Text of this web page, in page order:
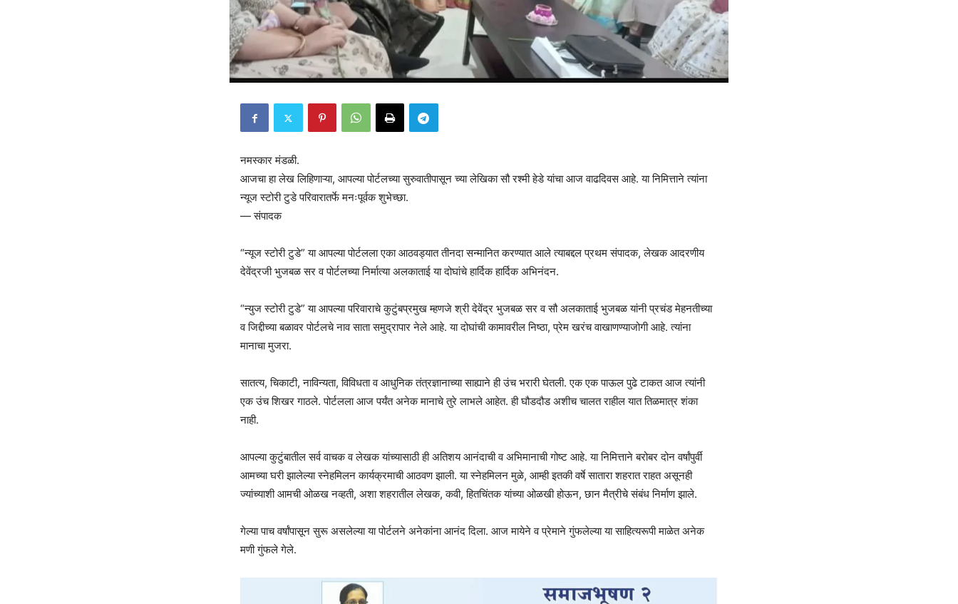
नमस्कार मंडळी.
आजचा हा लेख लिहिणाऱ्या, आपल्या पोर्टलच्या सुरुवातीपासून च्या लेखिका सौ रश्मी हेडे यांचा आज वाढदिवस आहे. या निमित्ताने त्यांना
न्यूज स्टोरी टुडे परिवारातर्फे मनःपूर्वक शुभेच्छा.
— संपादक
“न्यूज स्टोरी टुडे” या आपल्या पोर्टलला एका आठवड्यात तीनदा सन्मानित करण्यात आले त्याबद्दल प्रथम संपादक, लेखक आदरणीय
देवेंद्रजी भुजबळ सर व पोर्टलच्या निर्मात्या अलकाताई या दोघांचे हार्दिक हार्दिक अभिनंदन.
“न्युज स्टोरी टुडे” या आपल्या परिवाराचे कुटुंबप्रमुख म्हणजे श्री देवेंद्र भुजबळ सर व सौ अलकाताई भुजबळ यांनी प्रचंड मेहनतीच्या
व जिद्दीच्या बळावर पोर्टलचे नाव साता समुद्रापार नेले आहे. या दोघांची कामावरील निष्ठा, प्रेम खरंच वाखाणण्याजोगी आहे. त्यांना
मानाचा मुजरा.
सातत्य, चिकाटी, नाविन्यता, विविधता व आधुनिक तंत्रज्ञानाच्या साह्याने ही उंच भरारी घेतली. एक एक पाऊल पुढे टाकत आज त्यांनी
एक उंच शिखर गाठले. पोर्टलला आज पर्यंत अनेक मानाचे तुरे लाभले आहेत. ही घौडदौड अशीच चालत राहील यात तिळमात्र शंका
नाही.
आपल्या कुटुंबातील सर्व वाचक व लेखक यांच्यासाठी ही अतिशय आनंदाची व अभिमानाची गोष्ट आहे. या निमित्ताने बरोबर दोन वर्षांपुर्वी
आमच्या घरी झालेल्या स्नेहमिलन कार्यक्रमाची आठवण झाली. या स्नेहमिलन मुळे, आम्ही इतकी वर्षे सातारा शहरात राहत असूनही
ज्यांच्याशी आमची ओळख नव्हती, अशा शहरातील लेखक, कवी, हितचिंतक यांच्या ओळखी होऊन, छान मैत्रीचे संबंध निर्माण झाले.
गेल्या पाच वर्षांपासून सुरू असलेल्या या पोर्टलने अनेकांना आनंद दिला. आज मायेने व प्रेमाने गुंफलेल्या या साहित्यरूपी माळेत अनेक
मणी गुंफले गेले.